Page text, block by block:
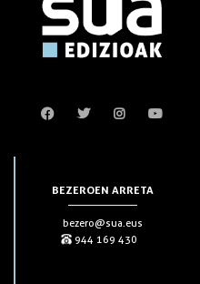
BEZEROEN ARRETA
bezero@sua.eus
944 169 430